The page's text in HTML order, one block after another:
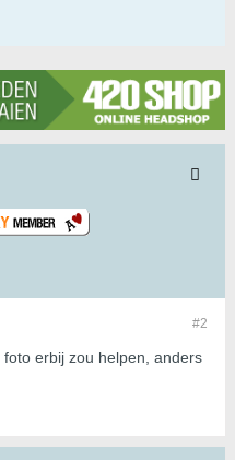
#2
erbij zou helpen, anders